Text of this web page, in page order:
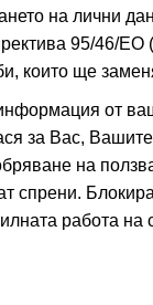
ADELE
RETHIMNO,
0.0 (от 0
на лични
95/46/
които ще
от
за Вас,
на
спрени.
работа на